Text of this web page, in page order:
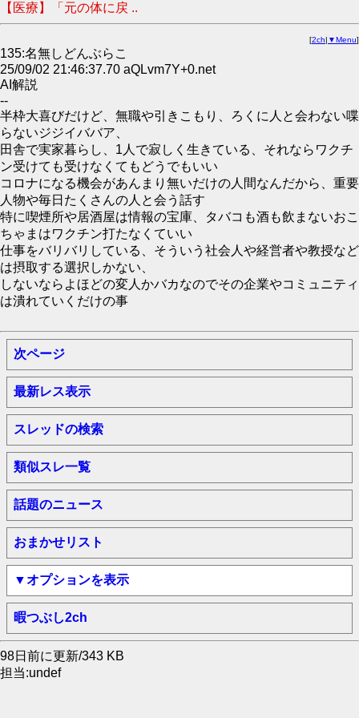
【医療】「元の体に戻 ..
[2ch| ▼Menu]
135:名無しどんぶらこ
25/09/02 21:46:37.70 aQLvm7Y+0.net
AI解説
--
半枠大喜びだけど、無職や引きこもり、ろくに人と会わない喋
らないジジイババア、
田舎で実家暮らし、1人で寂しく生きている、それならワクチ
ン受けても受けなくてもどうでもいい
コロナになる機会があんまり無いだけの人間なんだから、重要
人物や毎日たくさんの人と会う話す
特に喫煙所や居酒屋は情報の宝庫、タバコも酒も飲まないおこ
ちゃまはワクチン打たなくていい
仕事をバリバリしている、そういう社会人や経営者や教授など
は摂取する選択しかない、
しないならよほどの変人かバカなのでその企業やコミュニティ
は潰れていくだけの事
次ページ
最新レス表示
スレッドの検索
類似スレ一覧
話題のニュース
おまかせリスト
▼オプションを表示
暇つぶし2ch
98日前に更新/343 KB
担当:undef